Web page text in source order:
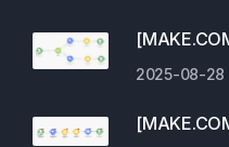
2025-08-28